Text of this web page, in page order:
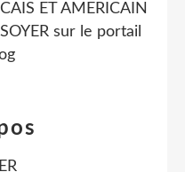
ET AMERICAIN
sur le portail